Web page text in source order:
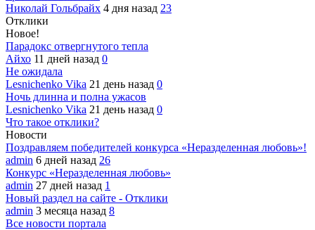
Николай Гольбрайх 4 дня назад 23
Отклики
Новое!
Парадокс отвергнутого тепла
Айхо 11 дней назад 0
Не ожидала
Lesnichenko Vika 21 день назад 0
Ночь длинна и полна ужасов
Lesnichenko Vika 21 день назад 0
Что такое отклики?
Новости
Поздравляем победителей конкурса «Неразделенная любовь»!
admin 6 дней назад 26
Конкурс «Неразделенная любовь»
admin 27 дней назад 1
Новый раздел на сайте - Отклики
admin 3 месяца назад 8
Все новости портала